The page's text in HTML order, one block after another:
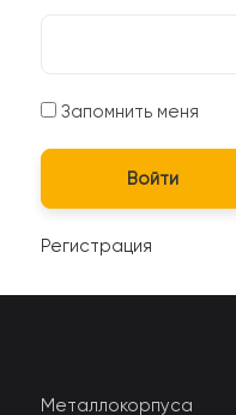
Запомнить меня
Регистрация
Металлокорпуса